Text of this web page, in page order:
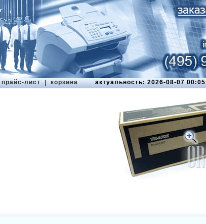
прайс-лист | корзина актуальность: 2026-08-07 00:05